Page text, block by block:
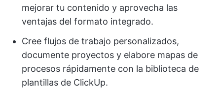
mejorar tu contenido y aprovecha las
ventajas del formato integrado.
Cree flujos de trabajo personalizados,
documente proyectos y elabore mapas de
procesos rápidamente con la biblioteca de
plantillas de ClickUp.